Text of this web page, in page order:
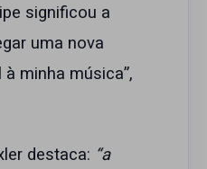
significou a
uma nova
minha música”,
destaca: “a